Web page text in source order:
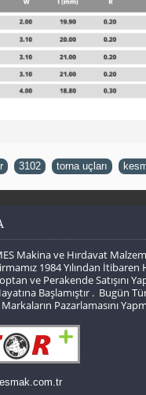
3102 torna uçları
Makina ve Hırdavat
1984 Yılından
ve Perakende Satışını
Başlamıştır . Bugün
Pazarlamasını